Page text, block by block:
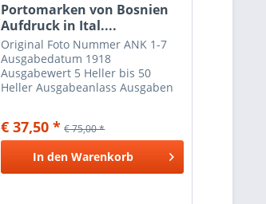
Portomarken von Bosnien
Aufdruck in Ital....
Original Foto Nummer ANK 1-7
Ausgabedatum 1918
Ausgabewert 5 Heller bis 50
Heller Ausgabeanlass Ausgaben
€ 37,50 * € 75,00 *
In den Warenkorb